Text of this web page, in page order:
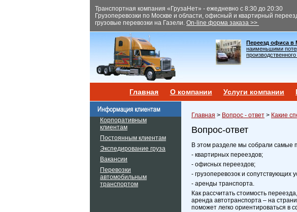
Транспортная компания «ГрузаНет» - ежедневно с 8:30 до 20:30
Грузоперевозки по Москве и области, офисный и квартирный
грузовые перевозки на Газели. On-line форма заказа >>
Переезд офиса в
наименьшими
Главная О компании Услуги компании
Корпоративным
клиентам
Постоянным клиентам
Экспедирование груза
Вакансии
Перевозки
автомобильным
транспортом
Главная > Вопрос - ответ > Какие
Вопрос-ответ
В этом разделе мы собрали самые
- квартирных переездов;
- офисных переездов;
- грузоперевозок и сопутствующих
- аренды транспорта.
Как рассчитать стоимость
аренда автотранспорта – на
поможет легко ориентироваться в